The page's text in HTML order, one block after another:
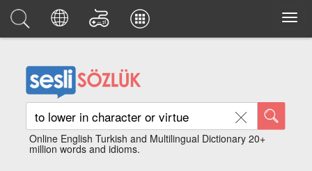
Online English Turkish and Multilingual Dictionary 20+
million words and idioms.